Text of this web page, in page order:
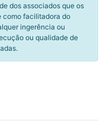
dos associados que os
como facilitadora do
ingerência ou
ou qualidade de